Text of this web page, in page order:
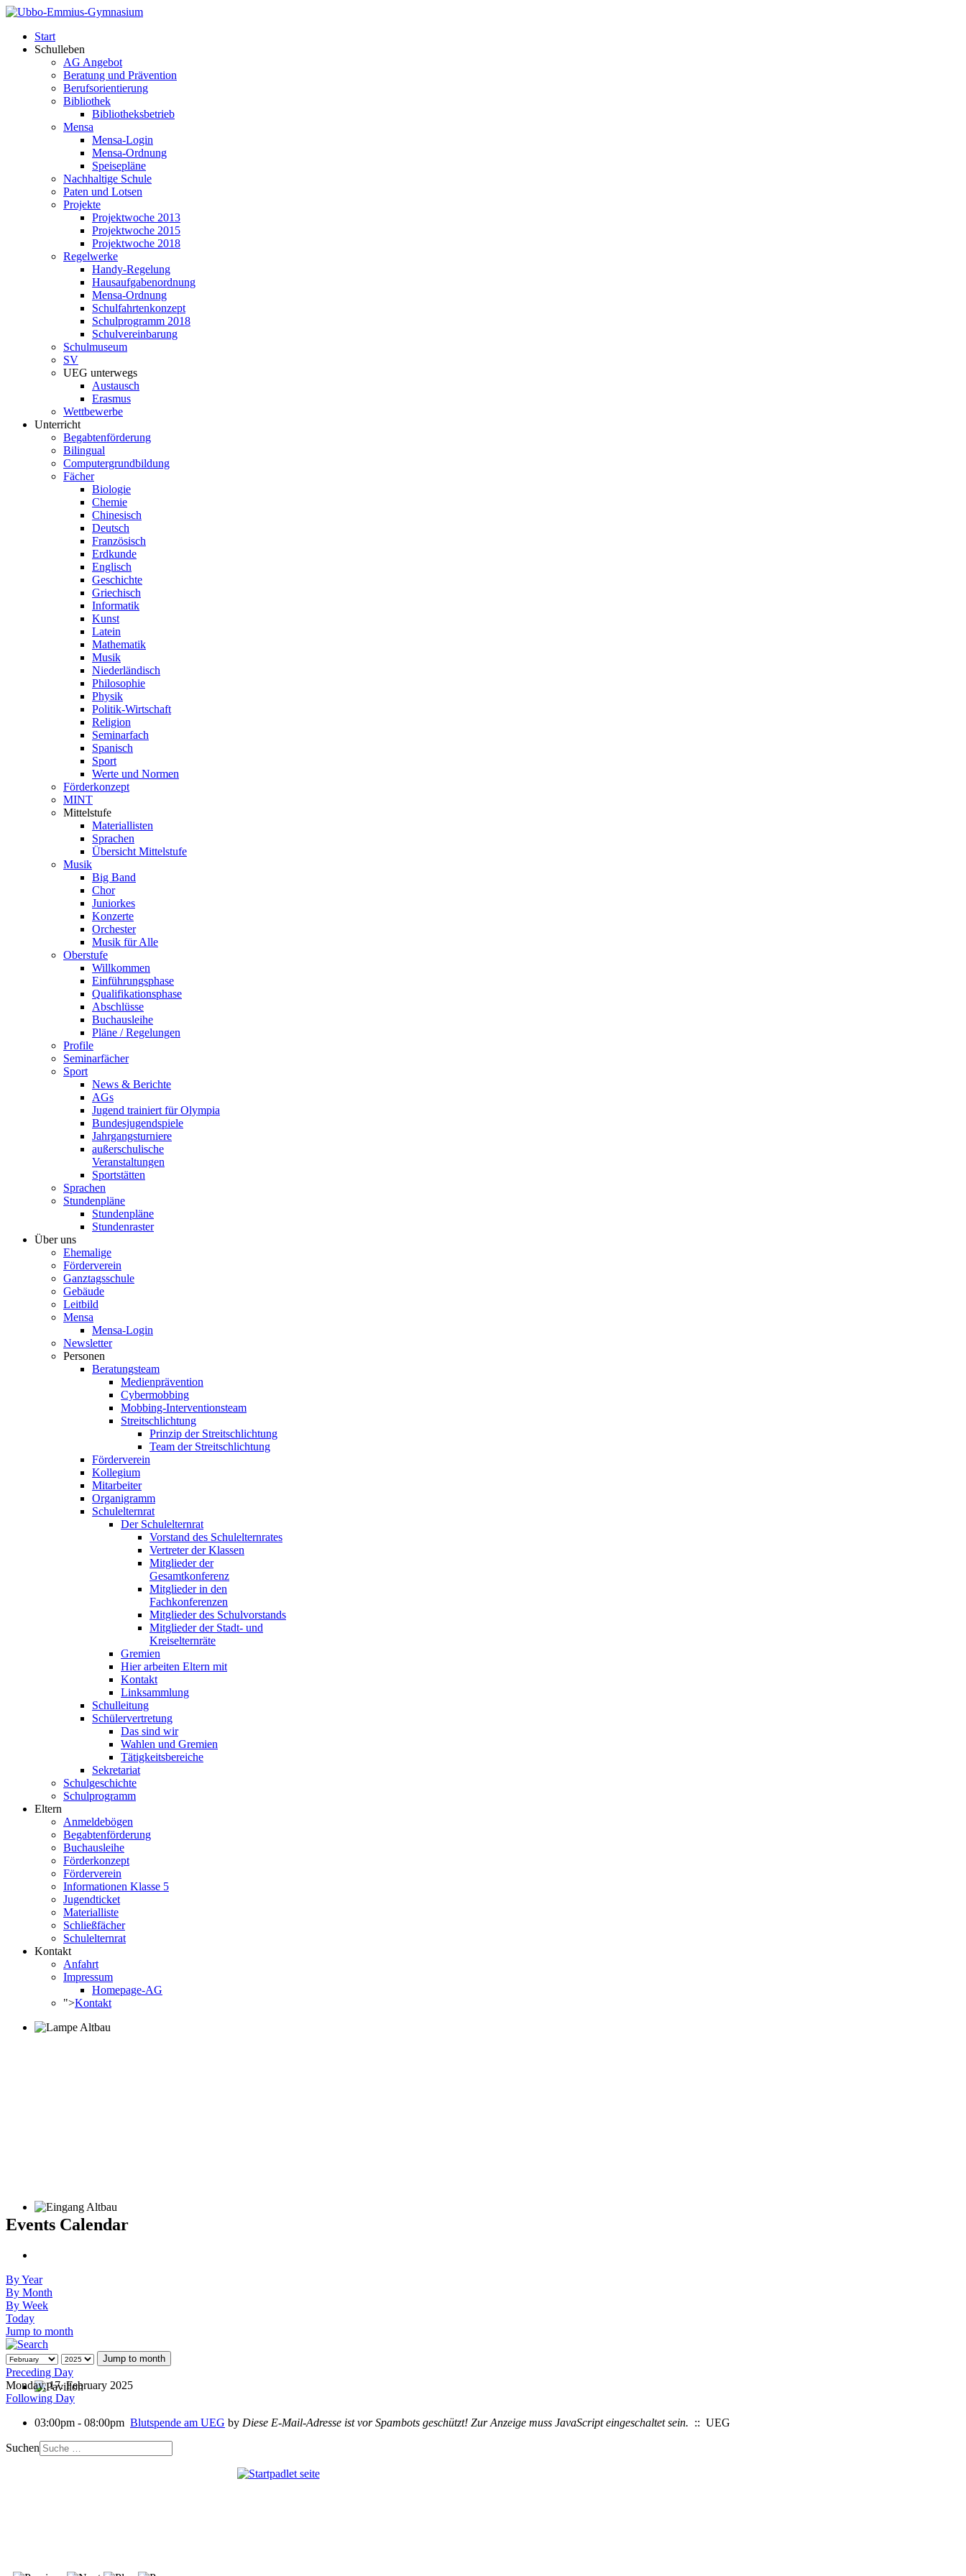
Start
Schulleben
AG Angebot
Beratung und Prävention
Berufsorientierung
Bibliothek
Bibliotheksbetrieb
Mensa
Mensa-Login
Mensa-Ordnung
Speisepläne
Nachhaltige Schule
Paten und Lotsen
Projekte
Projektwoche 2013
Projektwoche 2015
Projektwoche 2018
Regelwerke
Handy-Regelung
Hausaufgabenordnung
Mensa-Ordnung
Schulfahrtenkonzept
Schulprogramm 2018
Schulvereinbarung
Schulmuseum
SV
UEG unterwegs
Austausch
Erasmus
Wettbewerbe
Unterricht
Begabtenförderung
Bilingual
Computergrundbildung
Fächer
Biologie
Chemie
Chinesisch
Deutsch
Französisch
Erdkunde
Englisch
Geschichte
Griechisch
Informatik
Kunst
Latein
Mathematik
Musik
Niederländisch
Philosophie
Physik
Politik-Wirtschaft
Religion
Seminarfach
Spanisch
Sport
Werte und Normen
Förderkonzept
MINT
Mittelstufe
Materiallisten
Sprachen
Übersicht Mittelstufe
Musik
Big Band
Chor
Juniorkes
Konzerte
Orchester
Musik für Alle
Oberstufe
Willkommen
Einführungsphase
Qualifikationsphase
Abschlüsse
Buchausleihe
Pläne / Regelungen
Profile
Seminarfächer
Sport
News & Berichte
AGs
Jugend trainiert für Olympia
Bundesjugendspiele
Jahrgangsturniere
außerschulische
Veranstaltungen
Sportstätten
Sprachen
Stundenpläne
Stundenpläne
Stundenraster
Über uns
Ehemalige
Förderverein
Ganztagsschule
Gebäude
Leitbild
Mensa
Mensa-Login
Newsletter
Personen
Beratungsteam
Medienprävention
Cybermobbing
Mobbing-Interventionsteam
Streitschlichtung
Prinzip der Streitschlichtung
Team der Streitschlichtung
Förderverein
Kollegium
Mitarbeiter
Organigramm
Schulelternrat
Der Schulelternrat
Vorstand des Schulelternrates
Vertreter der Klassen
Mitglieder der
Gesamtkonferenz
Mitglieder in den
Fachkonferenzen
Mitglieder des Schulvorstands
Mitglieder der Stadt- und
Kreiselternräte
Gremien
Hier arbeiten Eltern mit
Kontakt
Linksammlung
Schulleitung
Schülervertretung
Das sind wir
Wahlen und Gremien
Tätigkeitsbereiche
Sekretariat
Schulgeschichte
Schulprogramm
Eltern
Anmeldebögen
Begabtenförderung
Buchausleihe
Förderkonzept
Förderverein
Informationen Klasse 5
Jugendticket
Materialliste
Schließfächer
Schulelternrat
Kontakt
Anfahrt
Impressum
Homepage-AG
">Kontakt
Events Calendar
By Year
By Month
By Week
Today
Jump to month
Jump to month
Preceding Day
Monday, 17. February 2025
Following Day
03:00pm - 08:00pm Blutspende am UEG by Diese E-Mail-Adresse ist vor Spambots geschützt! Zur Anzeige muss JavaScript eingeschaltet sein. :: UEG
Suchen